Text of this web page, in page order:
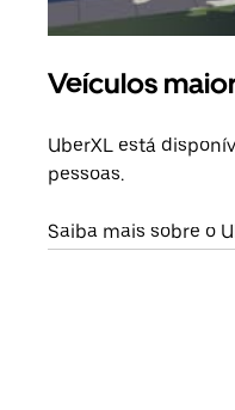
Veículos
UberXL está
pessoas.
Saiba mais sobre o